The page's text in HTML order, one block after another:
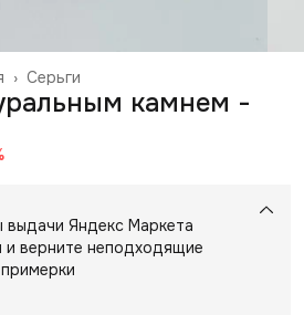
Серьги
›
аксессуары
камнем -
выдачи Яндекс Маркета
верните неподходящие